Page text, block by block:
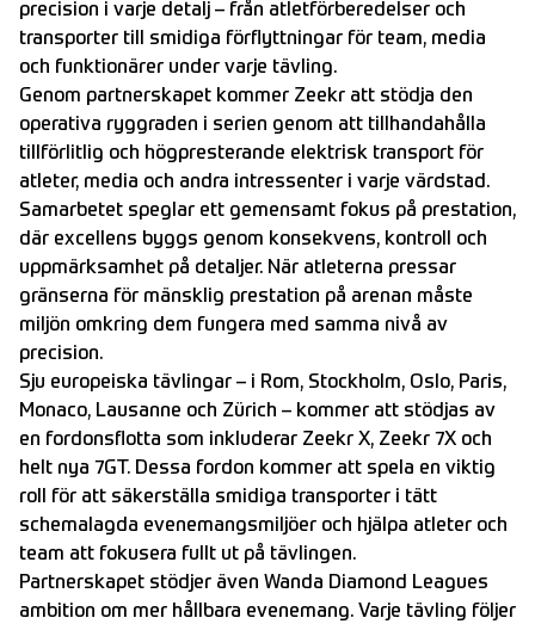
precision i varje detalj – från atletförberedelser och
transporter till smidiga förflyttningar för team, media
och funktionärer under varje tävling.
Genom partnerskapet kommer Zeekr att stödja den
operativa ryggraden i serien genom att tillhandahålla
tillförlitlig och högpresterande elektrisk transport för
atleter, media och andra intressenter i varje värdstad.
Samarbetet speglar ett gemensamt fokus på prestation,
där excellens byggs genom konsekvens, kontroll och
uppmärksamhet på detaljer. När atleterna pressar
gränserna för mänsklig prestation på arenan måste
miljön omkring dem fungera med samma nivå av
precision.
Sju europeiska tävlingar – i Rom, Stockholm, Oslo, Paris,
Monaco, Lausanne och Zürich – kommer att stödjas av
en fordonsflotta som inkluderar Zeekr X, Zeekr 7X och
helt nya 7GT. Dessa fordon kommer att spela en viktig
roll för att säkerställa smidiga transporter i tätt
schemalagda evenemangsmiljöer och hjälpa atleter och
team att fokusera fullt ut på tävlingen.
Partnerskapet stödjer även Wanda Diamond Leagues
ambition om mer hållbara evenemang. Varje tävling följer